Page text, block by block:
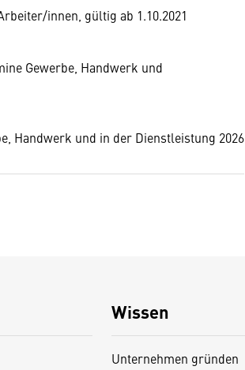
innen, gültig ab 1.10.2021
Gewerbe, Handwerk und
Handwerk und in der Dienstleistung 2026
Wissen
Unternehmen gründen